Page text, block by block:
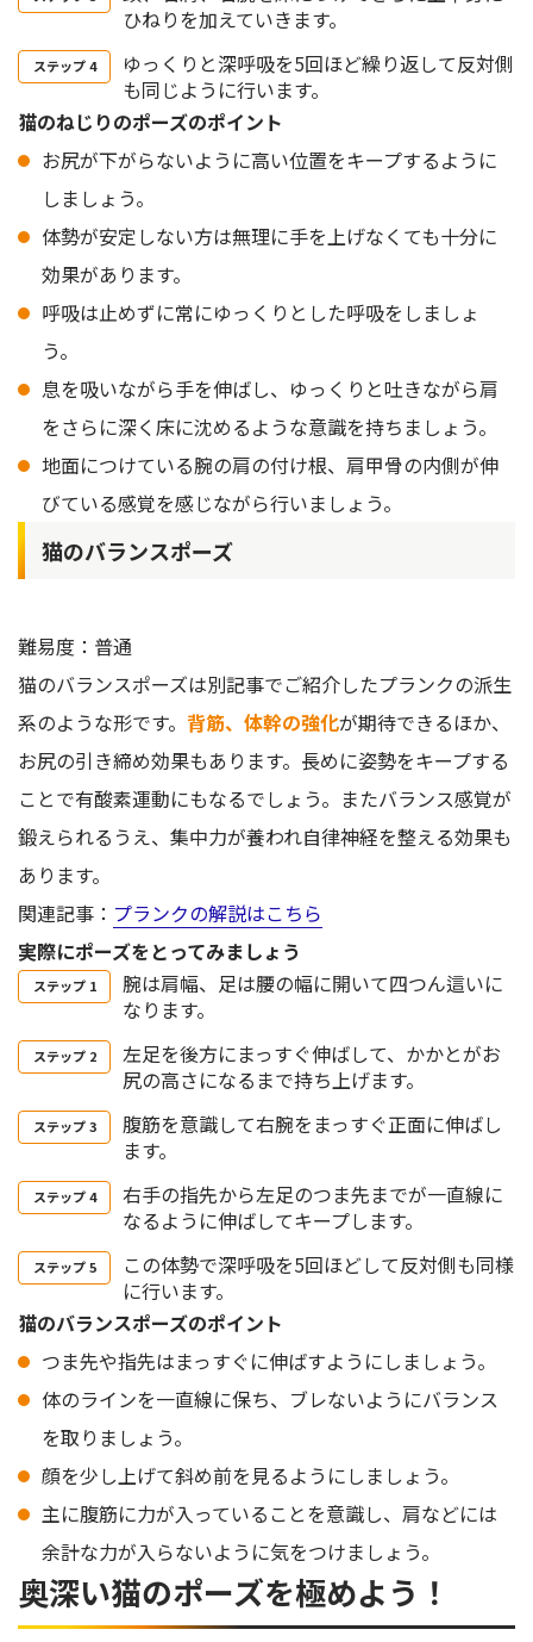
ひねりを加えていきます。
ゆっくりと深呼吸を5回ほど繰り返して反対側
も同じように行います。
猫のねじりのポーズのポイント
お尻が下がらないように高い位置をキープするように
しましょう。
体勢が安定しない方は無理に手を上げなくても十分に
効果があります。
呼吸は止めずに常にゆっくりとした呼吸をしましょ
う。
息を吸いながら手を伸ばし、ゆっくりと吐きながら肩
をさらに深く床に沈めるような意識を持ちましょう。
地面につけている腕の肩の付け根、肩甲骨の内側が伸
びている感覚を感じながら行いましょう。
猫のバランスポーズ
難易度：普通
猫のバランスポーズは別記事でご紹介したプランクの派生
系のような形です。 背筋、体幹の強化が期待できるほか、
お尻の引き締め効果もあります。長めに姿勢をキープする
ことで有酸素運動にもなるでしょう。またバランス感覚が
鍛えられるうえ、集中力が養われ自律神経を整える効果も
あります。
関連記事： プランクの解説はこちら
実際にポーズをとってみましょう
腕は肩幅、足は腰の幅に開いて四つん這いに
なります。
左足を後方にまっすぐ伸ばして、かかとがお
尻の高さになるまで持ち上げます。
腹筋を意識して右腕をまっすぐ正面に伸ばし
ます。
右手の指先から左足のつま先までが一直線に
なるように伸ばしてキープします。
この体勢で深呼吸を5回ほどして反対側も同様
に行います。
猫のバランスポーズのポイント
つま先や指先はまっすぐに伸ばすようにしましょう。
体のラインを一直線に保ち、ブレないようにバランス
を取りましょう。
顔を少し上げて斜め前を見るようにしましょう。
主に腹筋に力が入っていることを意識し、肩などには
余計な力が入らないように気をつけましょう。
奥深い猫のポーズを極めよう！